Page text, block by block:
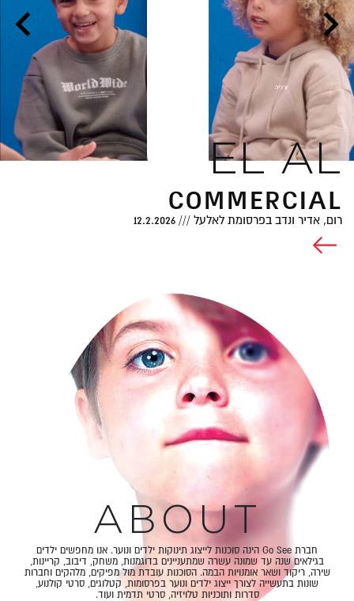
EL AL
COMMERCIAL
רום, אדיר ונדב בפרסומת לאלעל ///
12.2.2026
ABOUT
חברת Go See הינה סוכנות לייצוג תינוקות ילדים ונוער. אנו מחפשים ילדים
בגילאים שנה עד שמונה עשרה שמתעניינים בדוגמנות, משחק, דיבוב, קריינות,
שירה, ריקוד ושאר אומנויות הבמה. הסוכנות עובדת מול מפיקים, מלהקים וחברות
שונות בתעשייה לצורך ייצוג ילדים ונוער בפרסומות, קטלוגים, סרטי קולנוע,
סדרות ותוכניות טלויזיה, סרטי תדמית ועוד.